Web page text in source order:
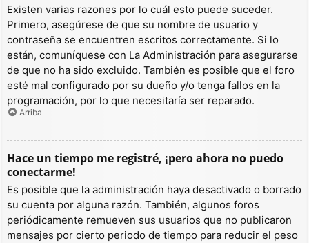
Existen varias razones por lo cuál esto puede suceder.
Primero, asegúrese de que su nombre de usuario y
contraseña se encuentren escritos correctamente. Si lo
están, comuníquese con La Administración para asegurarse
de que no ha sido excluido. También es posible que el foro
esté mal configurado por su dueño y/o tenga fallos en la
programación, por lo que necesitaría ser reparado.
Arriba
Hace un tiempo me registré, ¡pero ahora no puedo
conectarme!
Es posible que la administración haya desactivado o borrado
su cuenta por alguna razón. También, algunos foros
periódicamente remueven sus usuarios que no publicaron
mensajes por cierto periodo de tiempo para reducir el peso